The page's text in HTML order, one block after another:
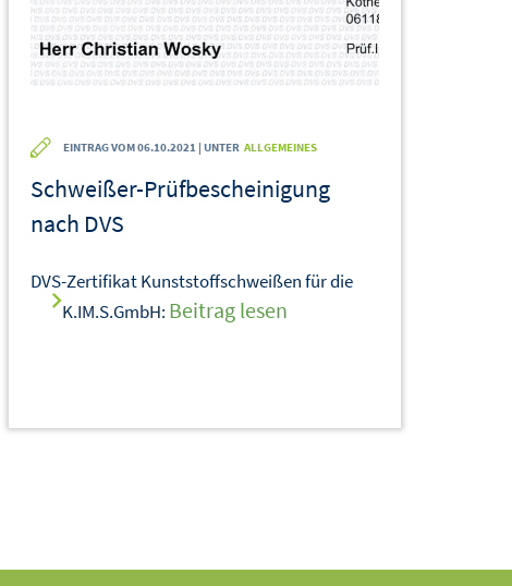
EINTRAG VOM 06.10.2021 | UNTER ALLGEMEINES
Schweißer-Prüfbescheinigung
nach DVS
DVS-Zertifikat Kunststoffschweißen für die
K.IM.S.GmbH: Beitrag lesen